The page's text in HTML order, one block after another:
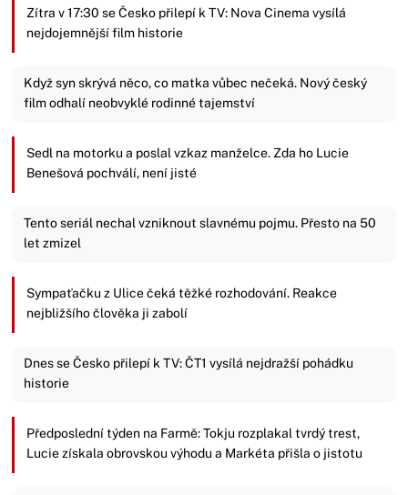
Zítra v 17:30 se Česko přilepí k TV: Nova Cinema vysílá
nejdojemnější film historie
Když syn skrývá něco, co matka vůbec nečeká. Nový český
film odhalí neobvyklé rodinné tajemství
Sedl na motorku a poslal vzkaz manželce. Zda ho Lucie
Benešová pochválí, není jisté
Tento seriál nechal vzniknout slavnému pojmu. Přesto na 50
let zmizel
Sympaťačku z Ulice čeká těžké rozhodování. Reakce
nejbližšího člověka ji zabolí
Dnes se Česko přilepí k TV: ČT1 vysílá nejdražší pohádku
historie
Předposlední týden na Farmě: Tokju rozplakal tvrdý trest,
Lucie získala obrovskou výhodu a Markéta přišla o jistotu